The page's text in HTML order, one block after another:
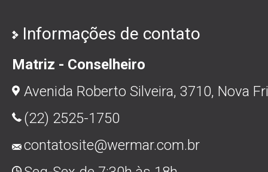
Informações de contato
Matriz - Conselheiro
Avenida Roberto Silveira, 3710, Nova
(22) 2525-1750
contatosite@wermar.com.br